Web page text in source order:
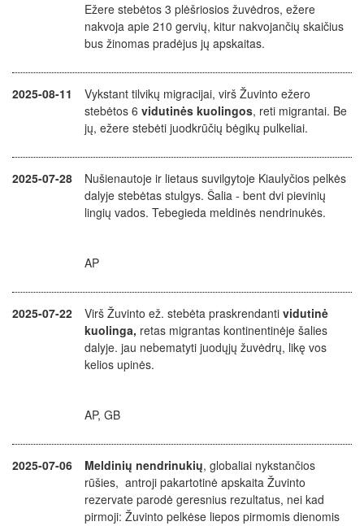
Ežere stebėtos 3 plėšriosios žuvėdros, ežere
nakvoja apie 210 gervių, kitur nakvojančių skaičius
bus žinomas pradėjus jų apskaitas.
2025-08-11
Vykstant tilvikų migracijai, virš Žuvinto ežero
stebėtos 6 vidutinės kuolingos, reti migrantai. Be
jų, ežere stebėti juodkrūčių bėgikų pulkeliai.
2025-07-28
Nušienautoje ir lietaus suvilgytoje Kiaulyčios pelkės
dalyje stebėtas stulgys. Šalia - bent dvi pievinių
lingių vados. Tebegieda meldinės nendrinukės.
AP
2025-07-22 Virš Žuvinto ež. stebėta praskrendanti vidutinė
kuolinga, retas migrantas kontinentinėje šalies
dalyje. jau nebematyti juodųjų žuvėdrų, likę vos
kelios upinės.
AP, GB
2025-07-06 Meldinių nendrinukių, globaliai nykstančios
rūšies, antroji pakartotinė apskaita Žuvinto
rezervate parodė geresnius rezultatus, nei kad
pirmoji: Žuvinto pelkėse liepos pirmomis dienomis